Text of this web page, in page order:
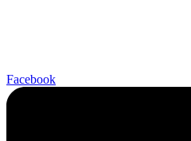
Facebook